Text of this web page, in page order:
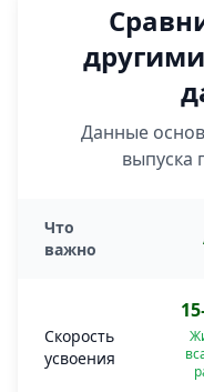
Данные
выпуска
Что
важно
Скорость
усвоения